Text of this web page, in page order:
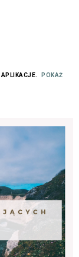
APLIKACJE.
POKAŻ